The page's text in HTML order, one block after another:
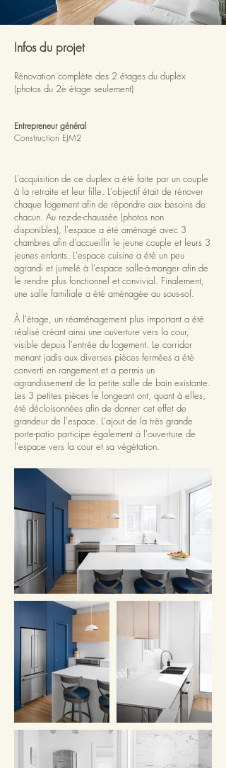
Infos du projet
Rénovation complète des 2 étages du duplex
(photos du 2e étage seulement)
Entrepreneur général
Construction EJM2
L'acquisition de ce duplex a été faite par un couple
à la retraite et leur fille. L'objectif était de rénover
chaque logement afin de répondre aux besoins de
chacun. Au rez-de-chaussée (photos non
disponibles), l'espace a été aménagé avec 3
chambres afin d'accueillir le jeune couple et leurs 3
jeunes enfants. L'espace cuisine a été un peu
agrandi et jumelé à l'espace salle-à-manger afin de
le rendre plus fonctionnel et convivial. Finalement,
une salle familiale a été aménagée au sous-sol.
À l'étage, un réaménagement plus important a été
réalisé créant ainsi une ouverture vers la cour,
visible depuis l'entrée du logement. Le corridor
menant jadis aux diverses pièces fermées a été
converti en rangement et a permis un
agrandissement de la petite salle de bain existante.
Les 3 petites pièces le longeant ont, quant à elles,
été décloisonnées afin de donner cet effet de
grandeur de l'espace. L'ajout de la très grande
porte-patio participe également à l'ouverture de
l'espace vers la cour et sa végétation.